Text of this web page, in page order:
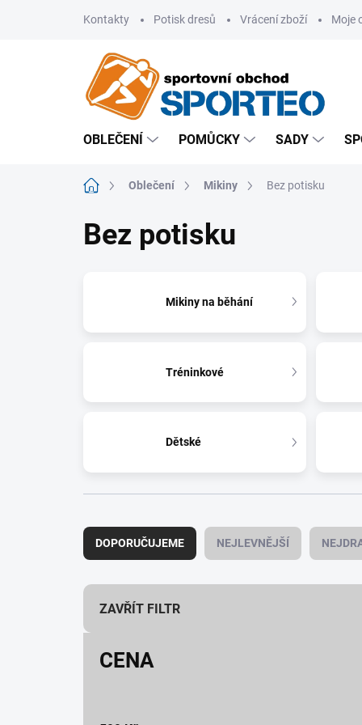
Kontakty Potisk dresů Vrácení zboží Moje
OBLEČENÍ POMŮCKY SADY
Domů Oblečení Mikiny Bez potisku
Bez potisku
Mikiny na běhání
Tréninkové
Dětské
a
z
n
p
DOPORUČUJEME NEJLEVNĚJŠÍ
ZAVŘÍT FILTR
CENA